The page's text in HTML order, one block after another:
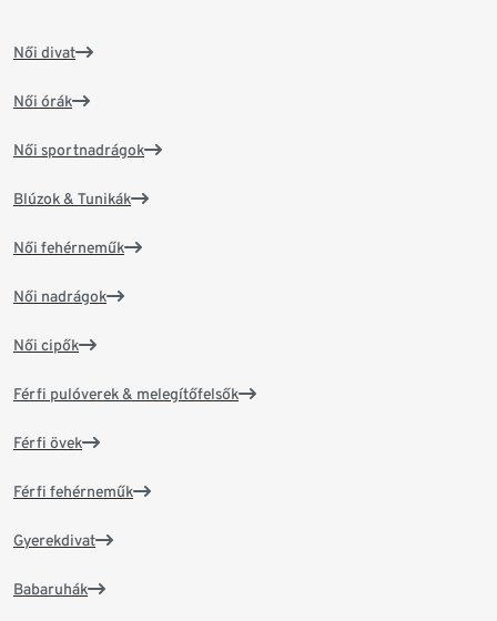
Női divat
Női órák
Női sportnadrágok
Blúzok & Tunikák
Női fehérneműk
Női nadrágok
Női cipők
Férfi pulóverek & melegítőfelsők
Férfi övek
Férfi fehérneműk
Gyerekdivat
Babaruhák